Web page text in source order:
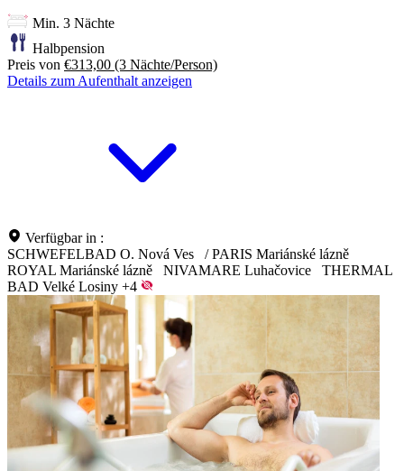
Min. 3 Nächte
Halbpension
Preis von €313,00 (3 Nächte/Person)
Details zum Aufenthalt anzeigen
Verfügbar in :
SCHWEFELBAD O. Nová Ves
/ PARIS Mariánské lázně
ROYAL Mariánské lázně
NIVAMARE Luhačovice
THERMAL
BAD Velké Losiny +4